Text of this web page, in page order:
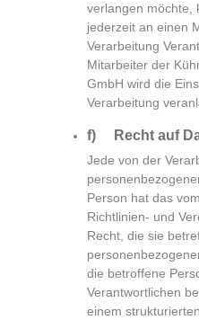
verlangen möchte,
jederzeit an einen
Verarbeitung
Mitarbeiter der
GmbH wird die
Verarbeitung
f) Recht auf
Jede von der
Person hat das
Richtlinien- und
Recht, die sie
die betroffene
Verantwortlichen
einem